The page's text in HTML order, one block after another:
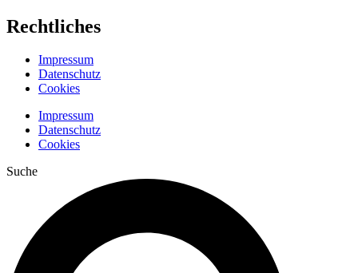
Rechtliches
Impressum
Datenschutz
Cookies
Impressum
Datenschutz
Cookies
Suche